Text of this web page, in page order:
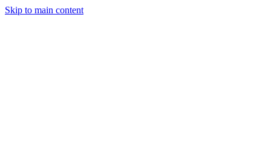
Skip to main content